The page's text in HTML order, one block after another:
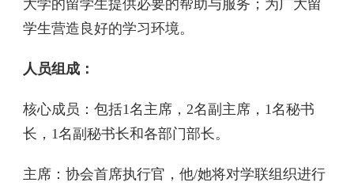
大学的留学生提供必要的帮助与服务；为广大留
学生营造良好的学习环境。
人员组成：
核心成员：包括1名主席，2名副主席，1名秘书
长，1名副秘书长和各部门部长。
主席：协会首席执行官，他/她将对学联组织进行